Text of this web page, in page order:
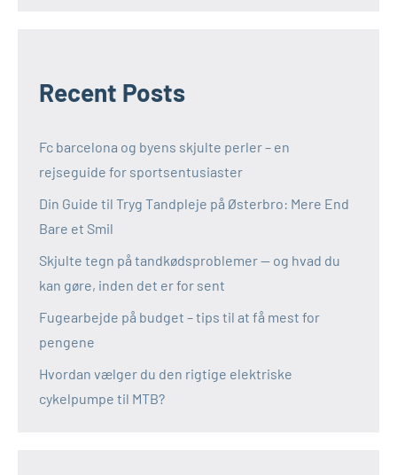
Recent Posts
Fc barcelona og byens skjulte perler – en
rejseguide for sportsentusiaster
Din Guide til Tryg Tandpleje på Østerbro: Mere End
Bare et Smil
Skjulte tegn på tandkødsproblemer — og hvad du
kan gøre, inden det er for sent
Fugearbejde på budget – tips til at få mest for
pengene
Hvordan vælger du den rigtige elektriske
cykelpumpe til MTB?